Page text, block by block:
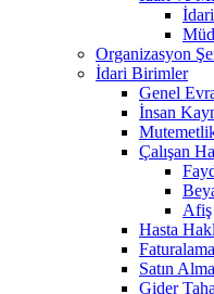
Organizasyon
İdari Birimler
Genel
İnsan
Çalışan
Afiş
Hasta
Satın
Gider